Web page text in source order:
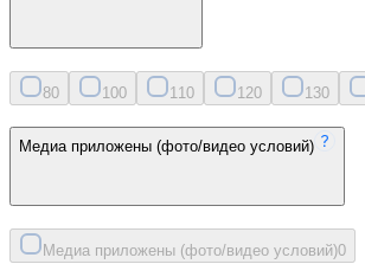
80 100 11 0 120 130
Медиа приложены (фото/видео условий)
Медиа приложены (фото/видео условий)0